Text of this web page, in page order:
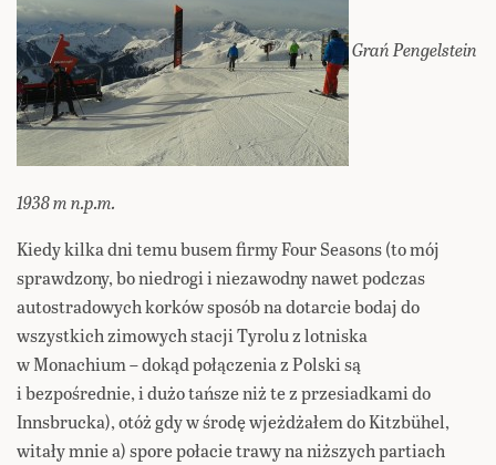
Grań Pengelstein
1938 m n.p.m.
Kiedy kilka dni temu busem firmy Four Seasons (to mój
sprawdzony, bo niedrogi i niezawodny nawet podczas
autostradowych korków sposób na dotarcie bodaj do
wszystkich zimowych stacji Tyrolu z lotniska
w Monachium – dokąd połączenia z Polski są
i bezpośrednie, i dużo tańsze niż te z przesiadkami do
Innsbrucka), otóż gdy w środę wjeżdżałem do Kitzbühel,
witały mnie a) spore połacie trawy na niższych partiach